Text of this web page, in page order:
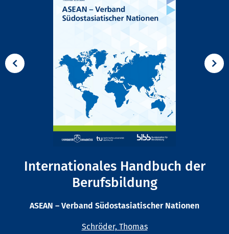
Internationales Handbuch der
Berufsbildung
ASEAN – Verband Südostasiatischer Nationen
Schröder, Thomas